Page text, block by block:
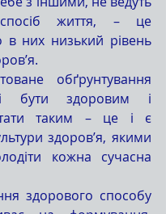
життя, – це
в них низький рівень
бути здоровим і
таким – це і є
здоров’я, якими
кожна сучасна